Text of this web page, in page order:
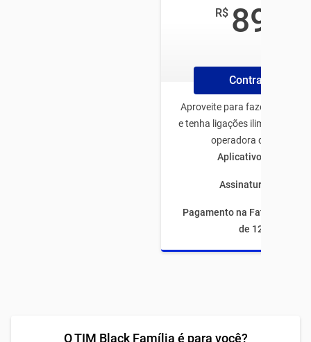
R$ 89
Contrate Plano
Aproveite para fazer o plano
e tenha ligações ilimitadas
operadora de todo
Aplicativos
Assinaturas
Pagamento na Fatura com
de 12 meses
O TIM Black Família é para você?